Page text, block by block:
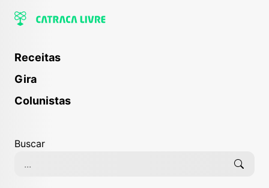
Receitas
Gira
Colunistas
Buscar